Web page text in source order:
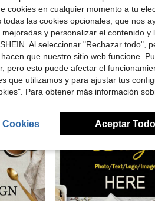
producto 16 * 36 pulgadas (40 * 90 centímetros) -11% 1 pieza Mantel individual personalizable con apariencia de lino, mantel con patrón de ballena oceánica, estera de aislamiento térmico para decoración de habitación infantil, mantel para mesa de fiesta de
$4.35
Establecido hace 1 año
cookies en cualquier momento a tu
todas las cookies opcionales, que nos
y personalizar el contenido
Al seleccionar "Rechazar todo",
que nuestro sitio web funcione.
pero esto puede afectar el
que utilizamos y para ajustar tus
Para obtener más información
Cookies Aceptar Todo